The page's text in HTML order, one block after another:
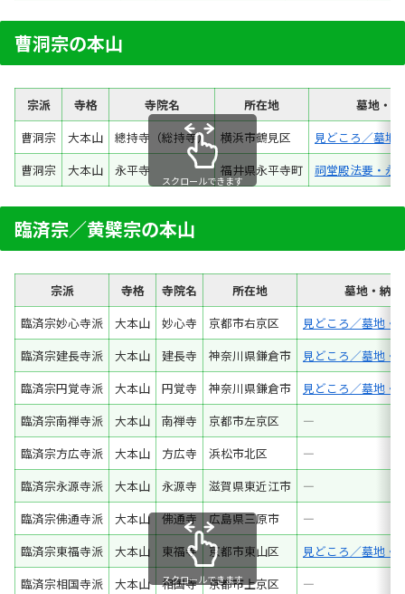
曹洞宗の本山
宗派 寺格 寺院名 所在地
墓地・
曹洞宗
大本山 總持寺（総持寺） 横浜市鶴見区
見どころ／墓地
曹洞宗
大本山 永平寺 福井県永平寺町 祠堂殿法要・永
スクロールできます
臨済宗／黄檗宗の本山
宗派 寺格 寺院名 所在地
墓地・納骨
臨済宗妙心寺派
大本山 妙心寺 京都市右京区
見どころ／墓地・
臨済宗建長寺派
大本山 建長寺 神奈川県鎌倉市
見どころ／墓地・
臨済宗円覚寺派
大本山 円覚寺 神奈川県鎌倉市
見どころ／墓地・
臨済宗南禅寺派
大本山 南禅寺 京都市左京区
―
臨済宗方広寺派
大本山 方広寺 浜松市北区
―
臨済宗永源寺派
大本山 永源寺 滋賀県東近江市
―
臨済宗佛通寺派
大本山 佛通寺 広島県三原市
―
臨済宗東福寺派
大本山 東福寺 京都市東山区
見どころ／墓地・
臨済宗相国寺派
大本山 相国寺 京都市上京区 ―
スクロールできます